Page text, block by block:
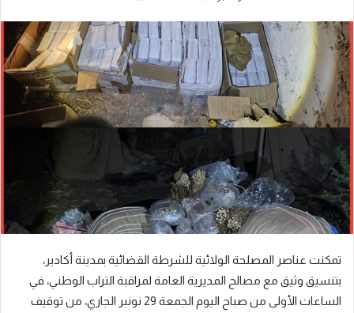
إلكترونيا
تمكنت عناصر المصلحة الولائية للشرطة القضائية بمدينة أكادير،
بتنسيق وثيق مع مصالح المديرية العامة لمراقبة التراب الوطني، في
الساعات الأولى من صباح اليوم الجمعة 29 نونبر الجاري، من توقيف